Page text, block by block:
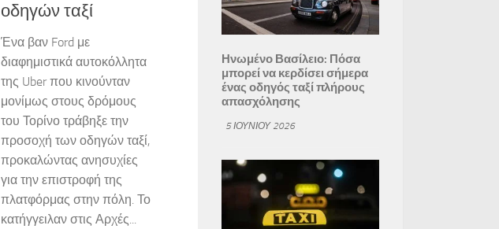
οδηγών ταξί
Ένα βαν Ford με
διαφημιστικά αυτοκόλλητα
της Uber που κινούνταν
μονίμως στους δρόμους
του Τορίνο τράβηξε την
προσοχή των οδηγών ταξί,
προκαλώντας ανησυχίες
για την επιστροφή της
πλατφόρμας στην πόλη. Το
κατήγγειλαν στις Αρχές...
Ηνωμένο Βασίλειο: Πόσα
μπορεί να κερδίσει σήμερα
ένας οδηγός ταξί πλήρους
απασχόλησης
5 ΙΟΥΝΊΟΥ 2026